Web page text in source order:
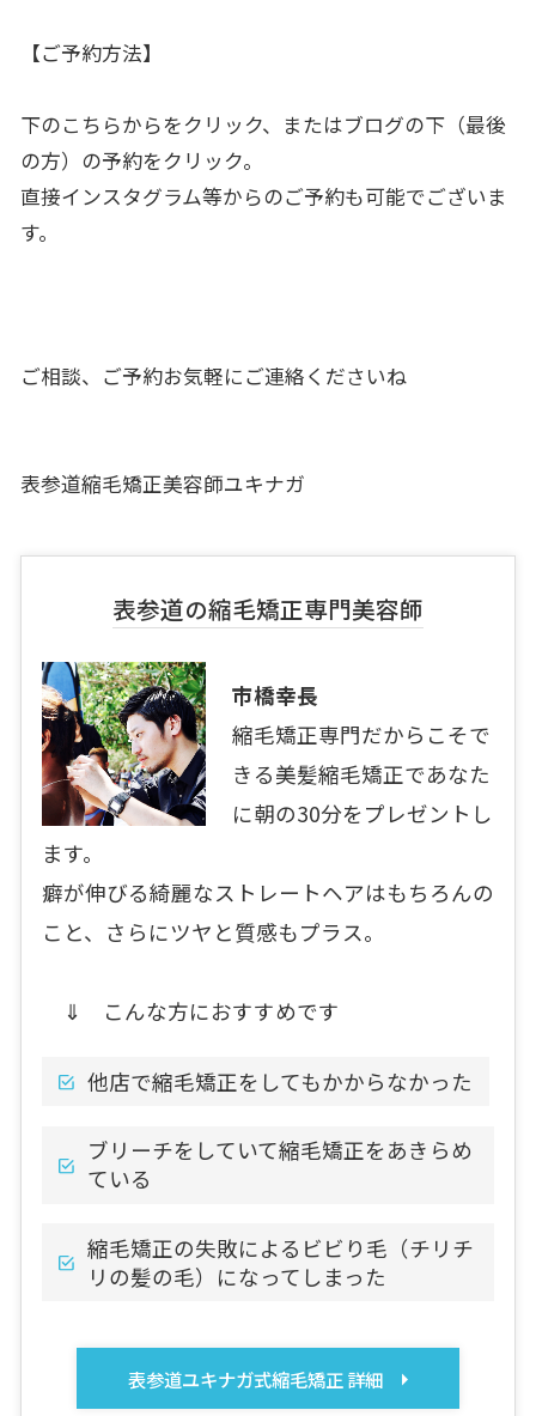
【ご予約方法】
下のこちらからをクリック、またはブログの下（最後
の方）の予約をクリック。
直接インスタグラム等からのご予約も可能でございま
す。
ご相談、ご予約お気軽にご連絡くださいね
表参道縮毛矯正美容師ユキナガ
表参道の縮毛矯正専門美容師
市橋幸長
縮毛矯正専門だからこそで
きる美髪縮毛矯正であなた
に朝の30分をプレゼントし
ます。
癖が伸びる綺麗なストレートヘアはもちろんの
こと、さらにツヤと質感もプラス。
⇓ こんな方におすすめです
他店で縮毛矯正をしてもかからなかった
ブリーチをしていて縮毛矯正をあきらめ
ている
縮毛矯正の失敗によるビビり毛（チリチ
リの髪の毛）になってしまった
表参道ユキナガ式縮毛矯正 詳細